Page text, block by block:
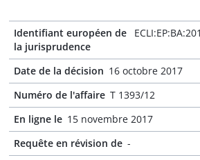
Identifiant européen de
la jurisprudence
Date de la décision 16 octobre 2017
Numéro de l'affaire T 1393/12
En ligne le 15 novembre 2017
Requête en révision de -